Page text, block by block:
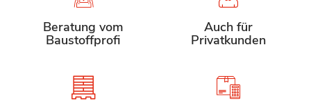
Beratung vom
Baustoffprofi
Auch für
Privatkunden